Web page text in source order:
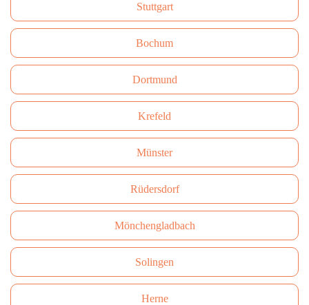
Stuttgart
Bochum
Dortmund
Krefeld
Münster
Rüdersdorf
Mönchengladbach
Solingen
Herne